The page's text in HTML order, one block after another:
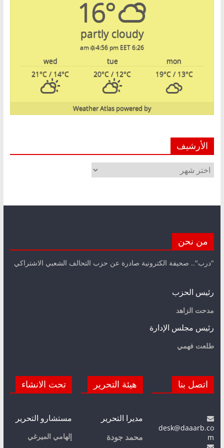
16°
partly cloudy
6:26 am
4:56 pm EET
mon
tue
wed
19°C/ 13°C
20°C / 12°C
21°C / 14°C
powered by
Weather Atlas
الأرشيف
الأرشيف
من نحن
"درب".. صحيفة الكترونية صادرة عن حزب التحالف الشعبي الاشتراكي
رئيس الحزب
مدحت الزاهد
رئيس مجلس الإدارة
طلعت فهمي
اتصل بنا
desk@daaarb.co
m
هيئة التحرير
مديرا التحرير
محمد جودة
تحت الانشاء
مستشارو التحرير
إلهامي الميرغي